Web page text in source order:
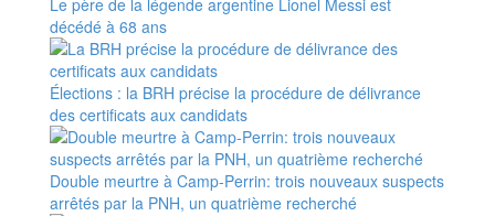
Le père de la légende argentine Lionel Messi est
décédé à 68 ans
Élections : la BRH précise la procédure de délivrance
des certificats aux candidats
Double meurtre à Camp-Perrin: trois nouveaux suspects
arrêtés par la PNH, un quatrième recherché